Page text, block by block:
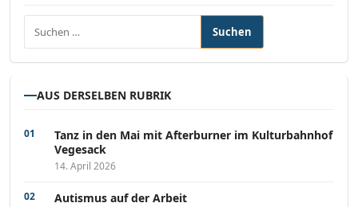
Suchen nach:
AUS DERSELBEN RUBRIK
Tanz in den Mai mit Afterburner im Kulturbahnhof
Vegesack
14. April 2026
Autismus auf der Arbeit